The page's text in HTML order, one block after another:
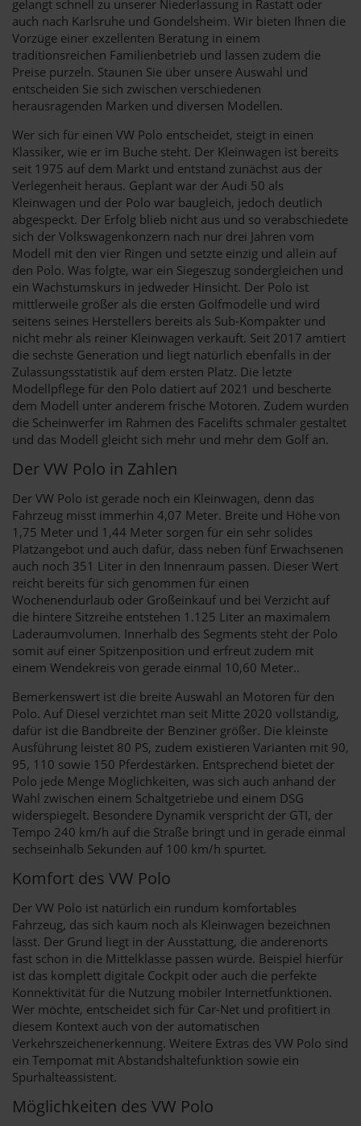
gelangt schnell zu unserer Niederlassung in Rastatt oder
auch nach Karlsruhe und Gondelsheim. Wir bieten Ihnen die
Vorzüge einer exzellenten Beratung in einem
traditionsreichen Familienbetrieb und lassen zudem die
Preise purzeln. Staunen Sie über unsere Auswahl und
entscheiden Sie sich zwischen verschiedenen
herausragenden Marken und diversen Modellen.
Wer sich für einen VW Polo entscheidet, steigt in einen
Klassiker, wie er im Buche steht. Der Kleinwagen ist bereits
seit 1975 auf dem Markt und entstand zunächst aus der
Verlegenheit heraus. Geplant war der Audi 50 als
Kleinwagen und der Polo war baugleich, jedoch deutlich
abgespeckt. Der Erfolg blieb nicht aus und so verabschiedete
sich der Volkswagenkonzern nach nur drei Jahren vom
Modell mit den vier Ringen und setzte einzig und allein auf
den Polo. Was folgte, war ein Siegeszug sondergleichen und
ein Wachstumskurs in jedweder Hinsicht. Der Polo ist
mittlerweile größer als die ersten Golfmodelle und wird
seitens seines Herstellers bereits als Sub-Kompakter und
nicht mehr als reiner Kleinwagen verkauft. Seit 2017 amtiert
die sechste Generation und liegt natürlich ebenfalls in der
Zulassungsstatistik auf dem ersten Platz. Die letzte
Modellpflege für den Polo datiert auf 2021 und bescherte
dem Modell unter anderem frische Motoren. Zudem wurden
die Scheinwerfer im Rahmen des Facelifts schmaler gestaltet
und das Modell gleicht sich mehr und mehr dem Golf an.
Der VW Polo in Zahlen
Der VW Polo ist gerade noch ein Kleinwagen, denn das
Fahrzeug misst immerhin 4,07 Meter. Breite und Höhe von
1,75 Meter und 1,44 Meter sorgen für ein sehr solides
Platzangebot und auch dafür, dass neben fünf Erwachsenen
auch noch 351 Liter in den Innenraum passen. Dieser Wert
reicht bereits für sich genommen für einen
Wochenendurlaub oder Großeinkauf und bei Verzicht auf
die hintere Sitzreihe entstehen 1.125 Liter an maximalem
Laderaumvolumen. Innerhalb des Segments steht der Polo
somit auf einer Spitzenposition und erfreut zudem mit
einem Wendekreis von gerade einmal 10,60 Meter..
Bemerkenswert ist die breite Auswahl an Motoren für den
Polo. Auf Diesel verzichtet man seit Mitte 2020 vollständig,
dafür ist die Bandbreite der Benziner größer. Die kleinste
Ausführung leistet 80 PS, zudem existieren Varianten mit 90,
95, 110 sowie 150 Pferdestärken. Entsprechend bietet der
Polo jede Menge Möglichkeiten, was sich auch anhand der
Wahl zwischen einem Schaltgetriebe und einem DSG
widerspiegelt. Besondere Dynamik verspricht der GTI, der
Tempo 240 km/h auf die Straße bringt und in gerade einmal
sechseinhalb Sekunden auf 100 km/h spurtet.
Komfort des VW Polo
Der VW Polo ist natürlich ein rundum komfortables
Fahrzeug, das sich kaum noch als Kleinwagen bezeichnen
lässt. Der Grund liegt in der Ausstattung, die anderenorts
fast schon in die Mittelklasse passen würde. Beispiel hierfür
ist das komplett digitale Cockpit oder auch die perfekte
Konnektivität für die Nutzung mobiler Internetfunktionen.
Wer möchte, entscheidet sich für Car-Net und profitiert in
diesem Kontext auch von der automatischen
Verkehrszeichenerkennung. Weitere Extras des VW Polo sind
ein Tempomat mit Abstandshaltefunktion sowie ein
Spurhalteassistent.
Möglichkeiten des VW Polo